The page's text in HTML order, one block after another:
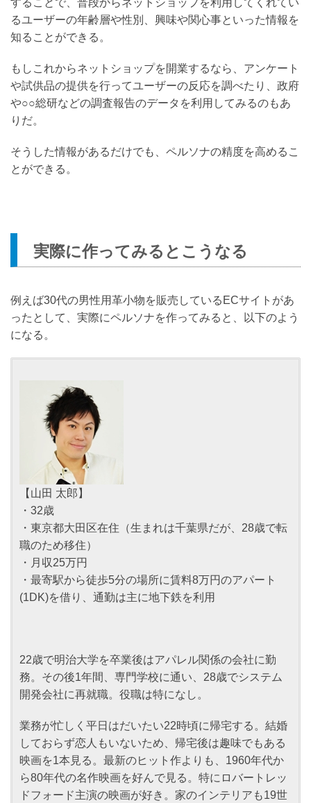
することで、普段からネットショップを利用してくれてい
るユーザーの年齢層や性別、興味や関心事といった情報を
知ることができる。
もしこれからネットショップを開業するなら、アンケート
や試供品の提供を行ってユーザーの反応を調べたり、政府
や○○総研などの調査報告のデータを利用してみるのもあ
りだ。
そうした情報があるだけでも、ペルソナの精度を高めるこ
とができる。
実際に作ってみるとこうなる
例えば30代の男性用革小物を販売しているECサイトがあ
ったとして、実際にペルソナを作ってみると、以下のよう
になる。
【山田 太郎】
・32歳
・東京都大田区在住（生まれは千葉県だが、28歳で転
職のため移住）
・月収25万円
・最寄駅から徒歩5分の場所に賃料8万円のアパート
(1DK)を借り、通勤は主に地下鉄を利用
22歳で明治大学を卒業後はアパレル関係の会社に勤
務。その後1年間、専門学校に通い、28歳でシステム
開発会社に再就職。役職は特になし。
業務が忙しく平日はだいたい22時頃に帰宅する。結婚
しておらず恋人もいないため、帰宅後は趣味でもある
映画を1本見る。最新のヒット作よりも、1960年代か
ら80年代の名作映画を好んで見る。特にロバートレッ
ドフォード主演の映画が好き。家のインテリアも19世